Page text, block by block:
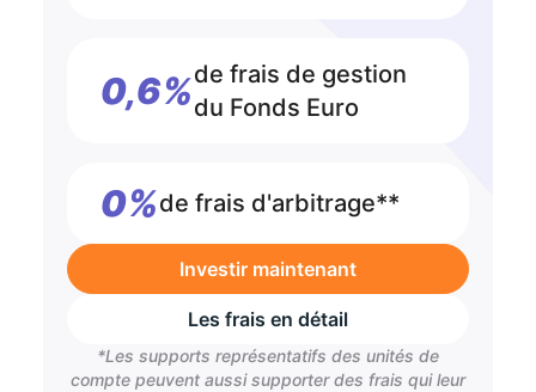
0,6%de frais de gestion
du Fonds Euro
0%de frais d'arbitrage**
Investir maintenant
Les frais en détail
*Les supports représentatifs des unités de
compte peuvent aussi supporter des frais qui leur